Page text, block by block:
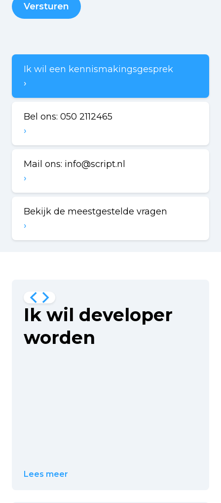
Versturen
Ik wil een kennismakingsgesprek
Bel ons: 050 2112465
Mail ons: info@script.nl
Bekijk de meestgestelde vragen
Ik wil developer
worden
Lees meer